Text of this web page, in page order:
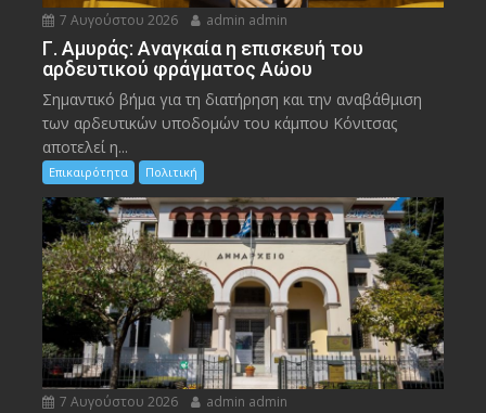
7 Αυγούστου 2026 admin admin
Γ. Αμυράς: Αναγκαία η επισκευή του
αρδευτικού φράγματος Αώου
Σημαντικό βήμα για τη διατήρηση και την αναβάθμιση
των αρδευτικών υποδομών του κάμπου Κόνιτσας
αποτελεί η...
Επικαιρότητα Πολιτική
7 Αυγούστου 2026 admin admin